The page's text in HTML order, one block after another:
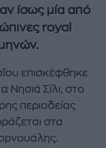
ίσως μία από
royal
επισκέφθηκε
Νησιά Σίλι, στο
περιοδείας
στα